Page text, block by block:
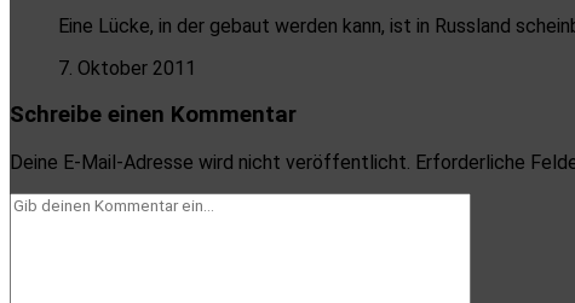
Eine Lücke, in der gebaut werden kann, ist in Russland
7. Oktober 2011
Schreibe einen Kommentar
Deine E-Mail-Adresse wird nicht veröffentlicht. Erforderliche
Dein